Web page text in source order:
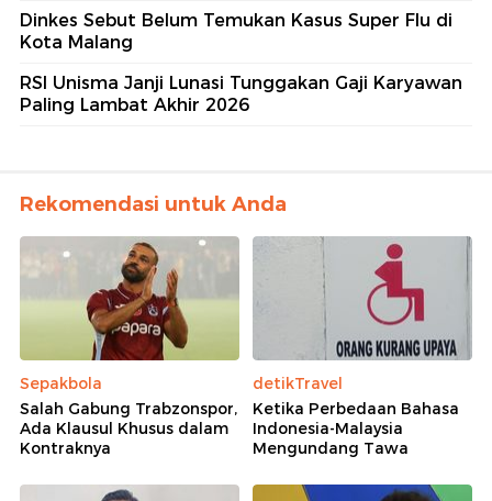
Dinkes Sebut Belum Temukan Kasus Super Flu di
Kota Malang
RSI Unisma Janji Lunasi Tunggakan Gaji Karyawan
Paling Lambat Akhir 2026
Rekomendasi untuk Anda
Sepakbola
Salah Gabung Trabzonspor,
Ada Klausul Khusus dalam
Kontraknya
detikTravel
Ketika Perbedaan Bahasa
Indonesia-Malaysia
Mengundang Tawa